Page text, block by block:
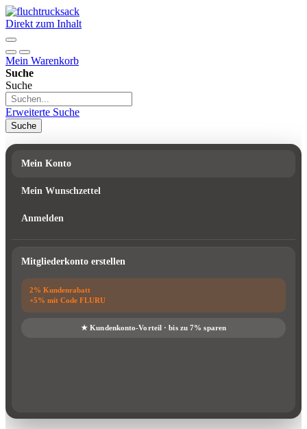
Direkt zum Inhalt
Mein Warenkorb
Suche
Suche
Erweiterte Suche
Suche
Mein Konto
Mein Wunschzettel
Anmelden
Mitgliederkonto erstellen